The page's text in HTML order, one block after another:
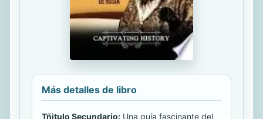
Más detalles de libro
Tñitulo Secundario: Una guía fascinante del